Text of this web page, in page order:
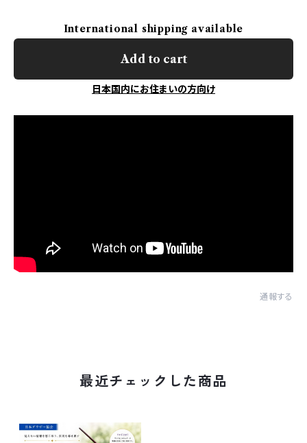
International shipping available
Add to cart
日本国内にお住まいの方向け
通報する
最近チェックした商品